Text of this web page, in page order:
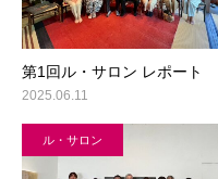
第1回ル・サロン レポート
2025.06.11
ル・サロン